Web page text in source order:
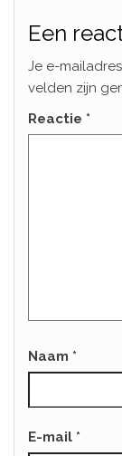
Een
Je e-
velden zijn
Reactie *
Naam *
E-mail *